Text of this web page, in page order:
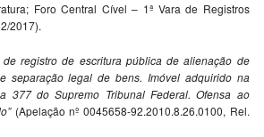
Foro Central Cível – 1ª Vara de Registros
2017).
registro de escritura pública de alienação de
separação legal de bens. Imóvel adquirido na
377 do Supremo Tribunal Federal. Ofensa ao
(Apelação nº 0045658-92.2010.8.26.0100, Rel.